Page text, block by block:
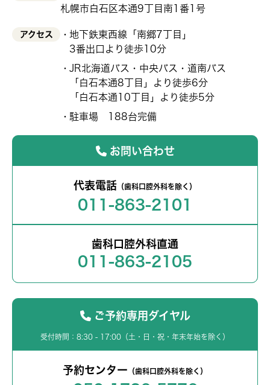
札幌市白石区本通9丁目南1番1号
アクセス
地下鉄東西線「南郷7丁目」
3番出口より徒歩10分
JR北海道バス・中央バス・道南バス
「白石本通8丁目」より徒歩6分
「白石本通10丁目」より徒歩5分
駐車場 188台完備
お問い合わせ
代表電話 （歯科口腔外科を除く）
011-863-2101
歯科口腔外科直通
011-863-2105
ご予約専用ダイヤル
受付時間：8:30 - 17:00（土・日・祝・年末年始を除く）
予約センター （歯科口腔外科を除く）